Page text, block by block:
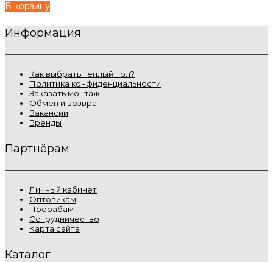
В корзину
Информация
Как выбрать теплый пол?
Политика конфиденциальности
Заказать монтаж
Обмен и возврат
Вакансии
Бренды
Партнёрам
Личный кабинет
Оптовикам
Прорабам
Сотрудничество
Карта сайта
Каталог